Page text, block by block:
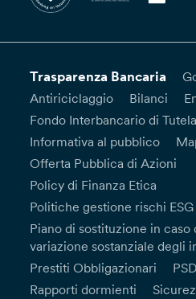
Trasparenza Bancaria
Antiriciclaggio
Bilanci
Fondo Interbancario di
Informativa al pubblico
Offerta Pubblica di Azioni
Policy di Finanza Etica
Politiche gestione rischi ESG
Piano di sostituzione in caso
variazione sostanziale degli
Prestiti Obbligazionari
Rapporti dormienti